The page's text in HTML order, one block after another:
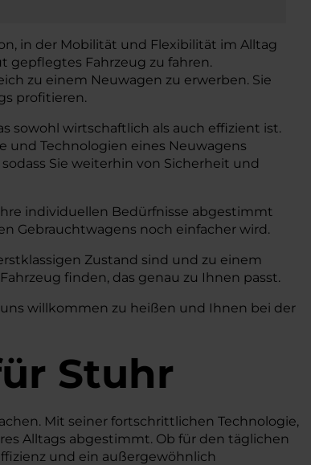
in der Mobilität und Flexibilität im Alltag
gepflegtes Fahrzeug zu fahren.
zu einem Neuwagen zu erwerben. Sie
profitieren.
sowohl wirtschaftlich als auch effizient ist.
und Technologien eines Neuwagens
Sie weiterhin von Sicherheit und
individuellen Bedürfnisse abgestimmt
Gebrauchtwagens noch einfacher wird.
Zustand sind und zu einem
finden, das genau zu Ihnen passt.
willkommen zu heißen und Ihnen bei der
Stuhr
Mit seiner fortschrittlichen Technologie,
Alltags abgestimmt. Ob für den täglichen
und ein außergewöhnlich